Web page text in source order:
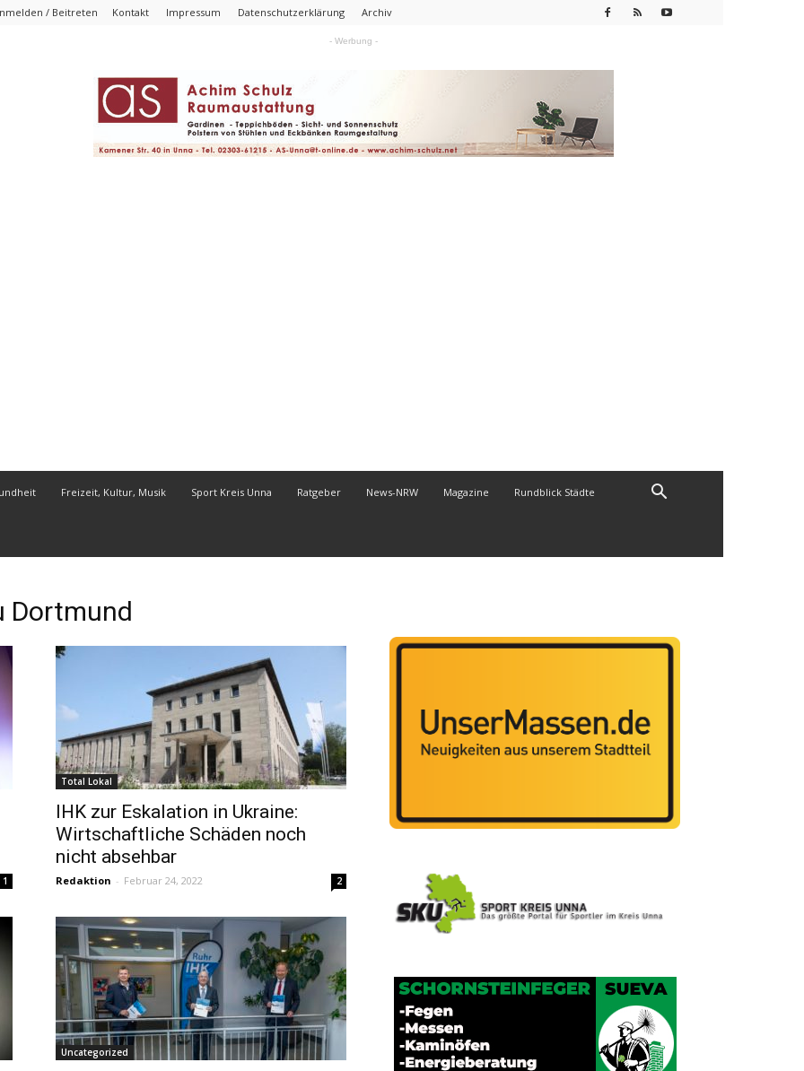
/ Beitreten Kontakt Impressum Datenschutzerklärung Archiv
- Werbung -
Freizeit, Kultur, Musik Sport Kreis Unna Ratgeber News-NRW Magazine Rundblick Städte
Dortmund
1
Total Lokal
IHK zur Eskalation in Ukraine:
Wirtschaftliche Schäden noch
nicht absehbar
Redaktion - Februar 24, 2022 2
Uncategorized